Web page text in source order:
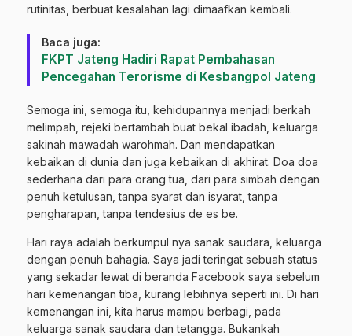
rutinitas, berbuat kesalahan lagi dimaafkan kembali.
Baca juga:
FKPT Jateng Hadiri Rapat Pembahasan
Pencegahan Terorisme di Kesbangpol Jateng
Semoga ini, semoga itu, kehidupannya menjadi berkah
melimpah, rejeki bertambah buat bekal ibadah, keluarga
sakinah mawadah warohmah. Dan mendapatkan
kebaikan di dunia dan juga kebaikan di akhirat. Doa doa
sederhana dari para orang tua, dari para simbah dengan
penuh ketulusan, tanpa syarat dan isyarat, tanpa
pengharapan, tanpa tendesius de es be.
Hari raya adalah berkumpul nya sanak saudara, keluarga
dengan penuh bahagia. Saya jadi teringat sebuah status
yang sekadar lewat di beranda Facebook saya sebelum
hari kemenangan tiba, kurang lebihnya seperti ini. Di hari
kemenangan ini, kita harus mampu berbagi, pada
keluarga sanak saudara dan tetangga. Bukankah